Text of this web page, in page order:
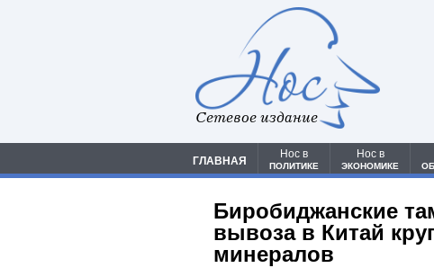
Сетевое издание
ГЛАВНАЯ
Нос в
ПОЛИТИКЕ
Нос в
ЭКОНОМИКЕ
Биробиджанские
вывоза в Китай
минералов